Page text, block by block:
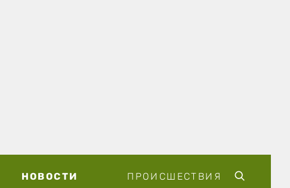
НОВОСТИ ПРОИСШЕСТВИЯ